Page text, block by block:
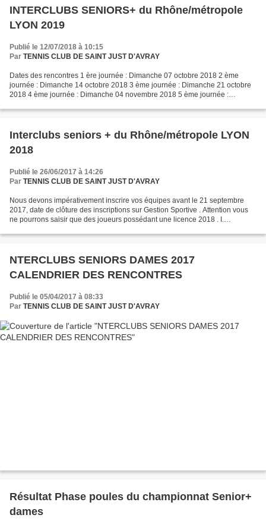
INTERCLUBS SENIORS+ du Rhône/métropole
LYON 2019
Publié le 12/07/2018 à 10:15
Par TENNIS CLUB DE SAINT JUST D'AVRAY
Dates des rencontres 1 ère journée : Dimanche 07 octobre 2018 2 ème
journée : Dimanche 14 octobre 2018 3 ème journée : Dimanche 21 octobre
2018 4 ème journée : Dimanche 04 novembre 2018 5 ème journée :
Interclubs seniors + du Rhône/métropole LYON
2018
Publié le 26/06/2017 à 14:26
Par TENNIS CLUB DE SAINT JUST D'AVRAY
Nous devons impérativement inscrire vos équipes avant le 21 septembre
2017, date de clôture des inscriptions sur Gestion Sportive . Attention vous
ne pourrons saisir que des joueurs possédant une licence 2018 . I.
NTERCLUBS SENIORS DAMES 2017
CALENDRIER DES RENCONTRES
Publié le 05/04/2017 à 08:33
Par TENNIS CLUB DE SAINT JUST D'AVRAY
Résultat Phase poules du championnat Senior+
dames